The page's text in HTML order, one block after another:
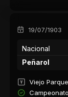
19/07/1903
Nacional
Peñarol
Viejo